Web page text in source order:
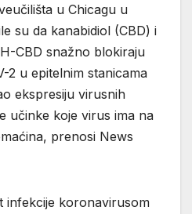
u Chicagu u
su da kanabidiol (CBD) i
CBD snažno blokiraju
2 u epitelnim stanicama
ekspresiju virusnih
učinke koje virus ima na
prenosi News
infekcije koronavirusom